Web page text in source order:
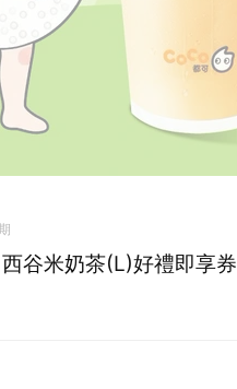
西谷米奶茶(L)好禮即享券